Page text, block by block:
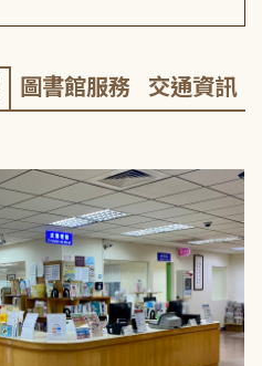
圖書館服務 交通資訊